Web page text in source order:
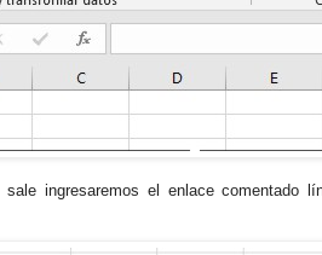
ingresaremos el enlace comentado